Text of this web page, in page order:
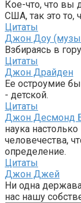
Кое-что, что вы
США, так это то,
Цитаты
Джон Доу
Взбираясь в
Цитаты
Джон Драйден
Ее остроумие
- детской.
Цитаты
Джон Десмонд
наука
человечества,
определение.
Цитаты
Джон Джей
Ни одна
нас нашу